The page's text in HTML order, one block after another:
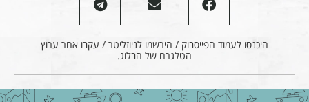
היכנסו לעמוד הפייסבוק / הירשמו לניוזליטר / עקבו אחר ערוץ
הטלגרם של הבלוג.